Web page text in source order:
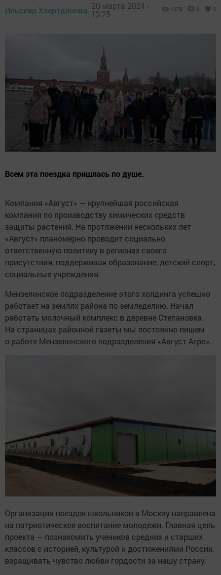
Ильсеяр Хаертдинова, 20 марта 2024 -
13:25
1079 0 0
Всем эта поездка пришлась по душе.
Компания «Август» — крупнейшая российская
компания по производству химических средств
защиты растений. На протяжении нескольких лет
«Август» планомерно проводит социально
ответственную политику в регионах своего
присутствия, поддерживая образование, детский спорт,
социальные учреждения.
Мензелинское подразделение этого холдинга успешно
работает на землях района по земледелию. Начал
работать молочный комплекс в деревне Степановка.
На страницах районной газеты мы постоянно пишем
о работе Мензелинского подразделения «Август Агро».
Организация поездок школьников в Москву направлена
на патриотическое воспитание молодежи. Главная цель
проекта — познакомить учеников средних и старших
классов с историей, культурой и достижениями России,
взращивать чувство любви гордости за нашу страну.